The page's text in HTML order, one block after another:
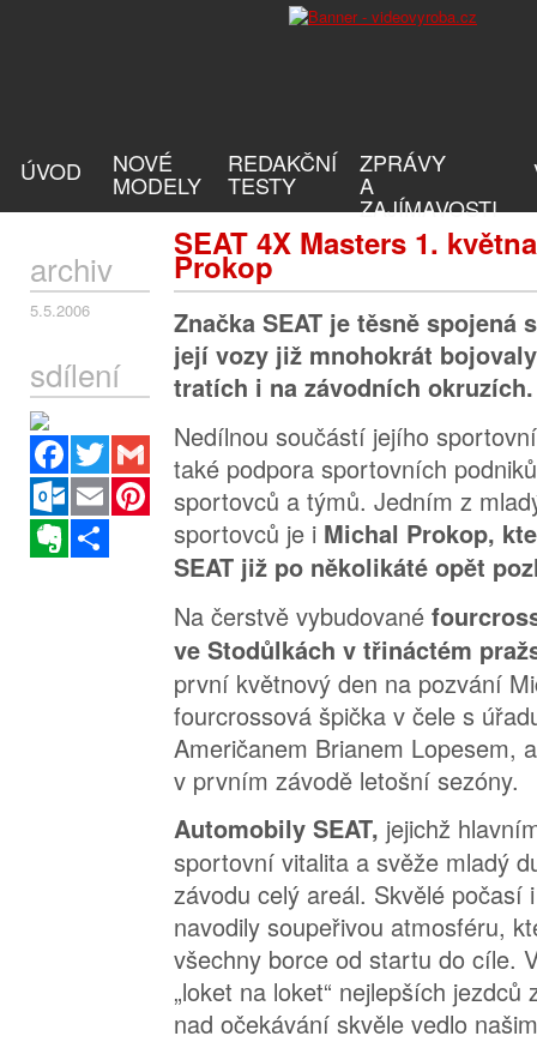
ÚVOD NOVÉ
MODELY
REDAKČNÍ
TESTY
ZPRÁVY
A
ZAJÍMAVOSTI
SEAT 4X Masters 1.
Prokop
archiv
5.5.2006
sdílení
Facebook
Twitter
Gmail
Outlook.com
Email
Pinterest
Evernote
Značka SEAT je těsně spojená
její vozy již mnohokrát
tratích i na závodních okruzích.
Nedílnou součástí jejího
také podpora sportovních
sportovců a týmů. Jedním z
sportovců je i Michal Prokop,
SEAT již po několikáté opět
Na čerstvě vybudované
ve Stodůlkách v třináctém
první květnový den na pozvání
fourcrossová špička v čele s
Američanem Brianem Lopesem,
v prvním závodě letošní sezóny.
Automobily SEAT, jejichž
sportovní vitalita a svěže mladý
závodu celý areál. Skvělé počasí
navodily soupeřivou atmosféru,
všechny borce od startu do cíle.
„loket na loket“ nejlepších
nad očekávání skvěle vedlo